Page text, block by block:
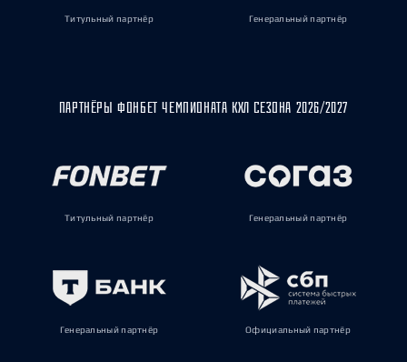
Титульный партнёр Генеральный партнёр
ПАРТНЁРЫ ФОНБЕТ ЧЕМПИОНАТА КХЛ СЕЗОНА 2026/2027
Титульный партнёр Генеральный партнёр
Генеральный партнёр Официальный партнёр